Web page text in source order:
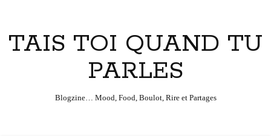
TAIS TOI QUAND TU
PARLES
Blogzine… Mood, Food, Boulot, Rire et Partages